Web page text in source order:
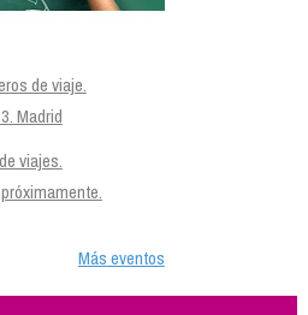
de viaje.
Madrid
viajes.
Más eventos